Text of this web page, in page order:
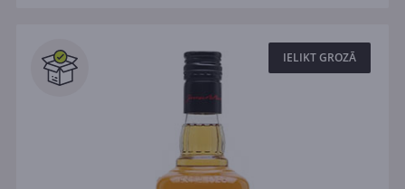
IELIKT GROZĀ